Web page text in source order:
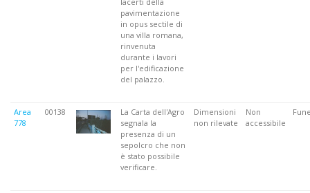
pavimentazione
in opus sectile di
una villa romana,
rinvenuta
durante i lavori
per l'edificazione
del palazzo.
Area
778
00138
La Carta dell'Agro
segnala la
presenza di un
sepolcro che non
è stato possibile
verificare.
Dimensioni
non rilevate
Non
accessibile